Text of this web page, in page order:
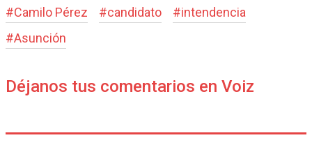
#Camilo Pérez #candidato #intendencia
#Asunción
Déjanos tus comentarios en Voiz